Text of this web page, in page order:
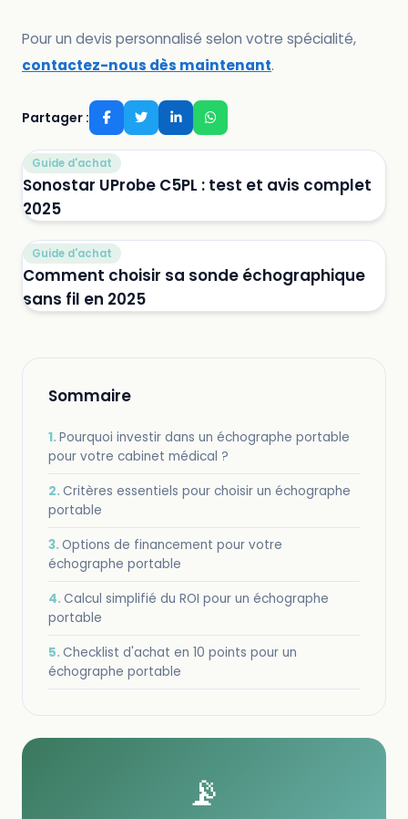
Pour un devis personnalisé selon votre spécialité,
contactez-nous dès maintenant.
Partager :
Guide d'achat
Sonostar UProbe C5PL : test et avis complet
2025
Guide d'achat
Comment choisir sa sonde échographique
sans fil en 2025
Sommaire
Pourquoi investir dans un échographe portable
pour votre cabinet médical ?
Critères essentiels pour choisir un échographe
portable
Options de financement pour votre
échographe portable
Calcul simplifié du ROI pour un échographe
portable
Checklist d'achat en 10 points pour un
échographe portable
📡